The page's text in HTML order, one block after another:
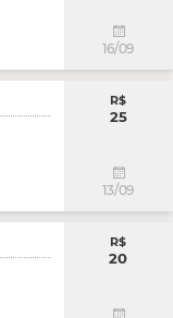
16/09
R$
25
13/09
R$
20